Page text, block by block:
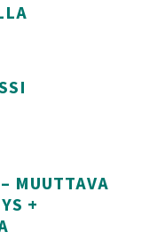
MUUTTAVA
+